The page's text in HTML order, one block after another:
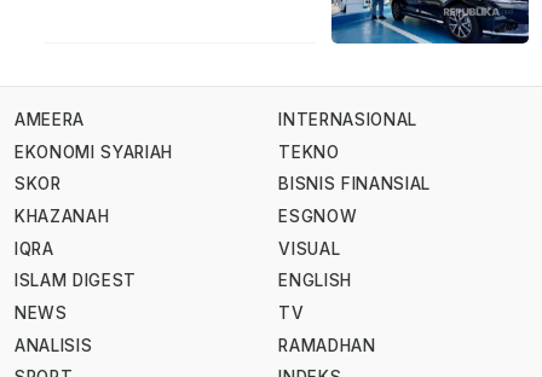
AMEERA
EKONOMI SYARIAH
SKOR
KHAZANAH
IQRA
ISLAM DIGEST
NEWS
ANALISIS
INTERNASIONAL
TEKNO
BISNIS FINANSIAL
ESGNOW
VISUAL
ENGLISH
TV
RAMADHAN